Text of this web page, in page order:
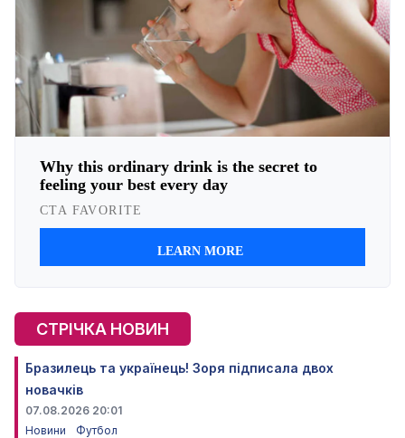
СТРІЧКА НОВИН
Бразилець та українець! Зоря підписала двох
новачків
07.08.2026 20:01
Новини
Футбол